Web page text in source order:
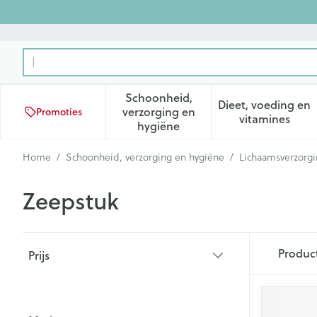
Product, merk, categorie...
Promoties
Schoonheid,
verzorging en
hygiëneToon submenu voor
Dieet, voeding en
vitamines
Toon
Home / Schoonheid, verzorging en hygiëne /
Zeepstuk
Prijs